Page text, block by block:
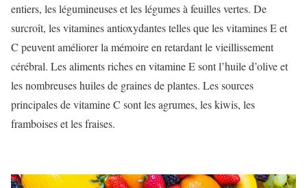
entiers, les légumineuses et les légumes à feuilles vertes. De
surcroît, les vitamines antioxydantes telles que les vitamines E et
C peuvent améliorer la mémoire en retardant le vieillissement
cérébral. Les aliments riches en vitamine E sont l’huile d’olive et
les nombreuses huiles de graines de plantes. Les sources
principales de vitamine C sont les agrumes, les kiwis, les
framboises et les fraises.